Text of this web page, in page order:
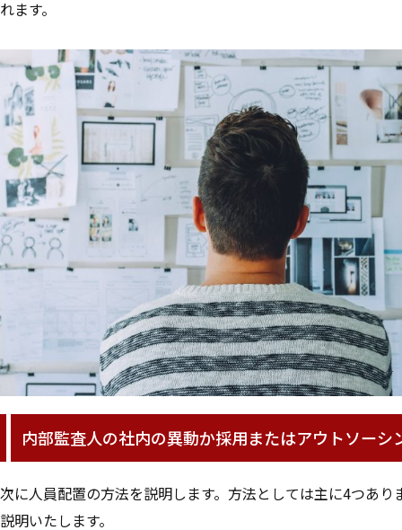
れます。
内部監査人の社内の異動か採用またはアウトソーシ
次に人員配置の方法を説明します。方法としては主に4つあり
説明いたします。